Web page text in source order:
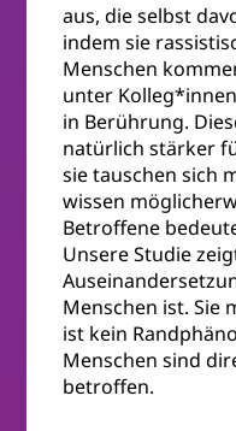
aus, die selbst
indem sie
Menschen
unter
in Berührung.
natürlich stärker
sie tauschen sich
wissen
Betroffene
Unsere Studie
Menschen ist. Sie
ist kein
Menschen sind
betroffen.